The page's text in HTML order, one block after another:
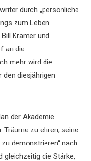
durch „persönliche
zum Leben
Kramer und
an die
mehr wird die
den diesjährigen
der Akademie
zu ehren, seine
demonstrieren“ nach
gleichzeitig die Stärke,